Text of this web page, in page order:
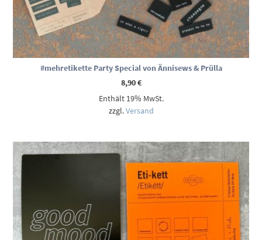
#mehretikette Party Special von Ännisews & Prülla
8,90€
Enthält 19% MwSt.
zzgl.Versand